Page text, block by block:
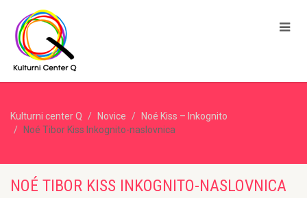
Kulturni center Q Novice
Noé Kiss – Inkognito
Noé Tibor Kiss Inkognito-naslovnica
NOÉ TIBOR KISS INKOGNITO-NASLOVNICA